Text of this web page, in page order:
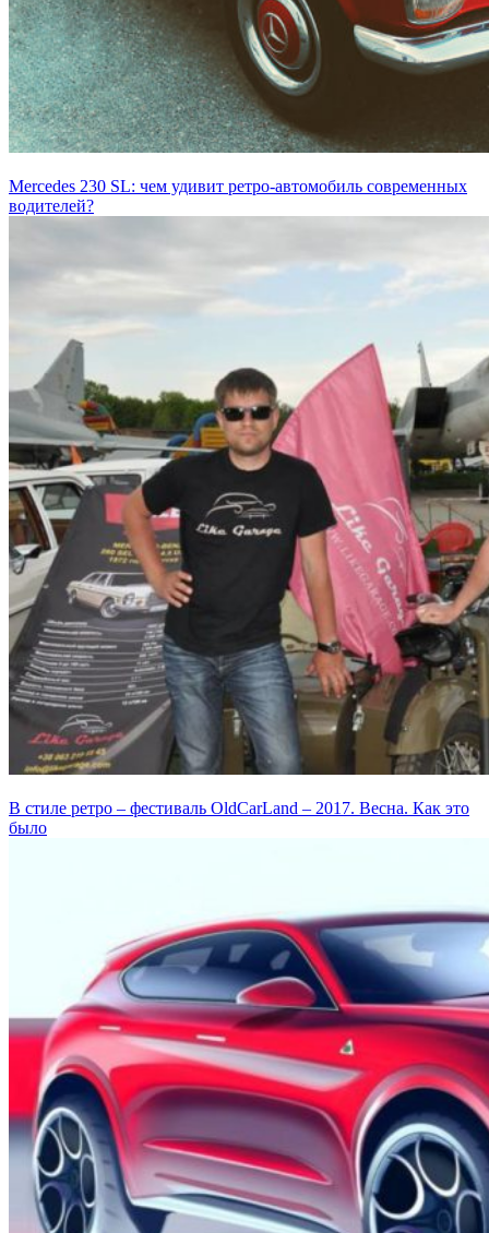
Mercedes 230 SL: чем удивит ретро-автомобиль современных
водителей?
В стиле ретро – фестиваль OldCarLand – 2017. Весна. Как это
было